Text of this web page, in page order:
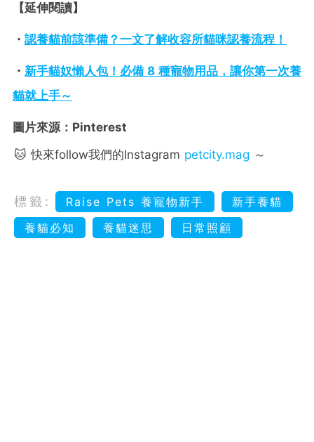
【延伸閱讀】
・ 認養貓前該準備？一文了解收容所貓咪認養流程！
・ 新手貓奴懶人包！必備 8 種寵物用品，讓你第一次養
貓就上手～
圖片來源：Pinterest
🐱 快來follow我們的Instagram petcity.mag ～
標籤: Raise Pets 養寵物新手
新手養貓
養貓必知
養貓迷思 日常照顧